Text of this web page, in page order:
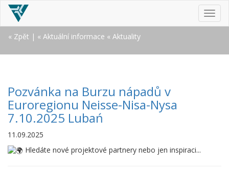
« Zpět | « Aktuální informace « Aktuality
Pozvánka na Burzu nápadů v
Euroregionu Neisse-Nisa-Nysa
7.10.2025 Lubań
11.09.2025
Hledáte nové projektové partnery nebo jen inspiraci...